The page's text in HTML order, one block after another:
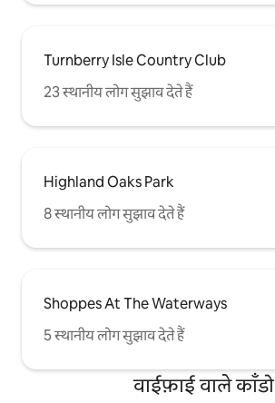
Turnberry Isle Country Club
23 स्थानीय लोग सुझाव देते हैं
Highland Oaks Park
8 स्थानीय लोग सुझाव देते हैं
Shoppes At The Waterways
5 स्थानीय लोग सुझाव देते हैं
वाईफ़ाई वाले काँडो